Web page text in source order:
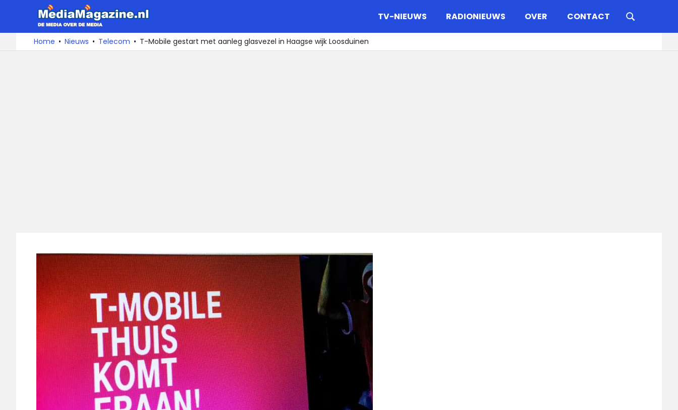
naar
De
media
over
TV-NIEUWS RADIONIEUWS OVER CONTACT
Home Nieuws Telecom T-Mobile gestart met aanleg glasvezel in Haagse wijk Loosduinen